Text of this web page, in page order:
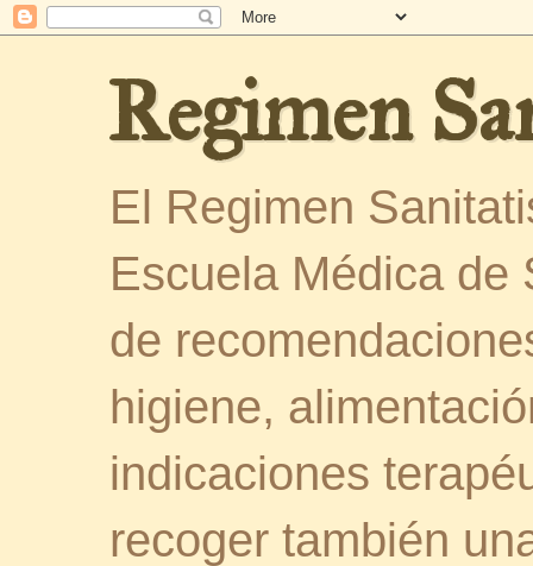
Regimen
El Regimen
Escuela Médica de
de
higiene,
indicaciones
recoger también